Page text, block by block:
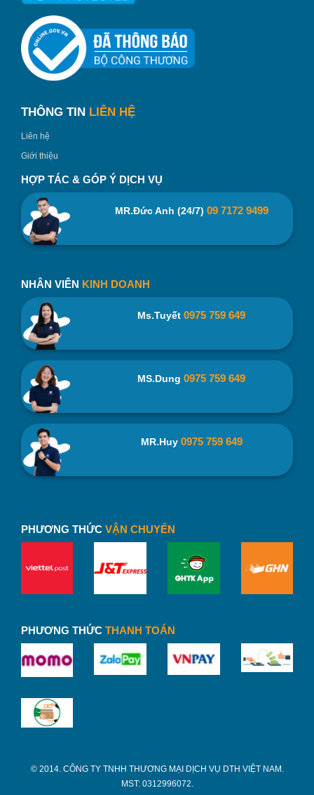
THÔNG TIN LIÊN HỆ
Liên hệ
Giới thiệu
HỢP TÁC & GÓP Ý DỊCH VỤ
MR.Đức Anh (24/7) 09 7172 9499
NHÂN VIÊN KINH DOANH
Ms.Tuyết 0975 759 649
MS.Dung 0975 759 649
MR.Huy 0975 759 649
PHƯƠNG THỨC VẬN CHUYỂN
PHƯƠNG THỨC THANH TOÁN
© 2014. CÔNG TY TNHH THƯƠNG MẠI DỊCH VỤ DTH VIỆT NAM.
MST: 0312996072.